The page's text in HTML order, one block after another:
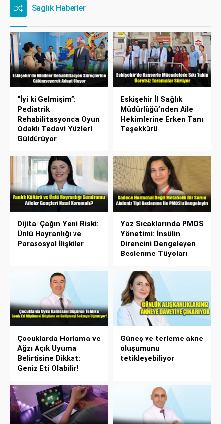
Sağlık Haberler
“İyi ki Gelmişim”:
Pediatrik
Rehabilitasyonda Oyun
Odaklı Tedavi Yüzleri
Güldürüyor
Eskişehir İl Sağlık
Müdürlüğü’nden Aile
Hekimlerine Erken Tanı
Teşekkürü
Dijital Çağın Yeni Riski:
Ünlü Hayranlığı ve
Parasosyal İlişkiler
Yaz Sıcaklarında PMOS
Yönetimi: İnsülin
Direncini Dengeleyen
Beslenme Tüyoları
Çocuklarda Horlama ve
Ağzı Açık Uyuma
Belirtisine Dikkat:
Geniz Eti Olabilir!
Güneş ve terleme akne
oluşumunu
tetikleyebiliyor